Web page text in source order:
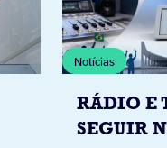
Notícias
RÁDIO E
SEGUIR